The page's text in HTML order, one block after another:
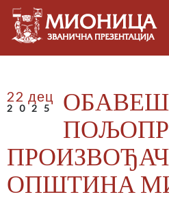
22 дец
2025
ОПШТИНА